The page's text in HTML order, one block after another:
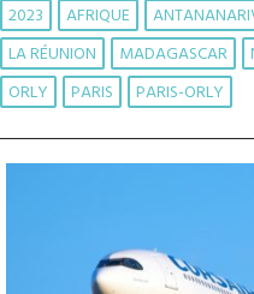
2023 AFRIQUE
LA RÉUNION
MADAGASCAR
ORLY
PARIS PARIS-ORLY